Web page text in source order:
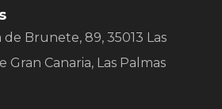
de Brunete, 89, 35013 Las
Gran Canaria, Las Palmas